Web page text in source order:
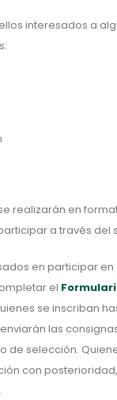
interesados a
realizarán en
a través del
en participar
el
se inscriban
las
de selección.
con